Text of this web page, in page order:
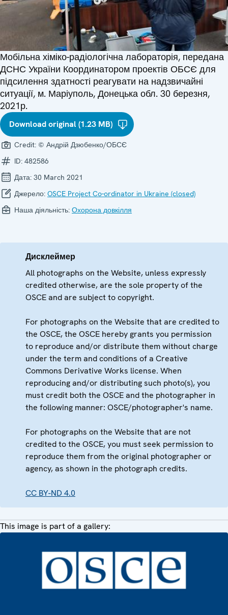
Мобільна хіміко-радіологічна лабораторія, передана
ДСНС України Координатором проектів ОБСЄ для
підсилення здатності реагувати на надзвичайні
ситуації, м. Маріуполь, Донецька обл. 30 березня,
2021р.
Download original (1.23 MB)
Credit: © Андрій Дзюбенко/ОБСЄ
ID: 482586
Дата: 30 March 2021
Джерело: OSCE Project Co-ordinator in Ukraine (closed)
Наша діяльність: Охорона довкілля
Дисклеймер
All photographs on the Website, unless expressly
credited otherwise, are the sole property of the
OSCE and are subject to copyright.
For photographs on the Website that are credited to
the OSCE, the OSCE hereby grants you permission
to reproduce and/or distribute them without charge
under the term and conditions of a Creative
Commons Derivative Works license. When
reproducing and/or distributing such photo(s), you
must credit both the OSCE and the photographer in
the following manner: OSCE/photographer's name.
For photographs on the Website that are not
credited to the OSCE, you must seek permission to
reproduce them from the original photographer or
agency, as shown in the photograph credits.
CC BY-ND 4.0
This image is part of a gallery: